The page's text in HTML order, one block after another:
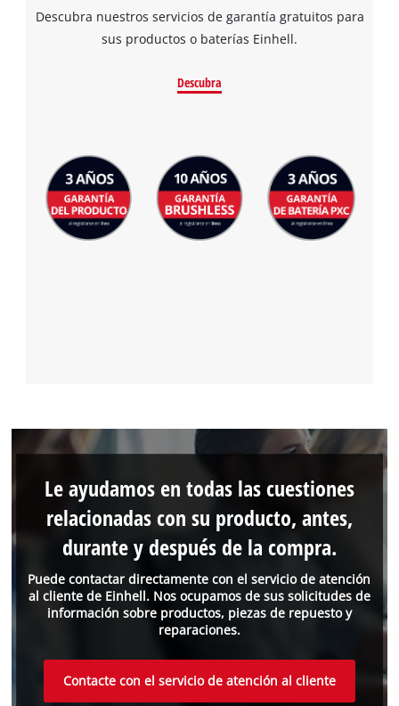
Descubra nuestros servicios de garantía gratuitos para
sus productos o baterías Einhell.
Descubra
Puede contactar directamente con el servicio de atención
al cliente de Einhell. Nos ocupamos de sus solicitudes de
información sobre productos, piezas de repuesto y
reparaciones.
Le ayudamos en todas las cuestiones
relacionadas con su producto, antes,
durante y después de la compra.
Contacte con el servicio de atención al cliente